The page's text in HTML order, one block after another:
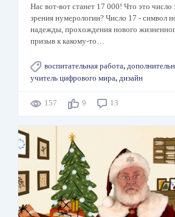
Нас вот-вот станет 17 000! Что это число
зрения нумерологии? Число 17 - символ
надежды, прохождения нового
призыв к какому-то…
воспитательная работа,
учитель цифрового мира, дизайн
157 9 13